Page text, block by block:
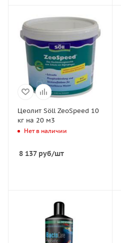
Цеолит Söll ZeoSpeed 10
кг на 20 м3
Нет в наличии
8 137руб/шт